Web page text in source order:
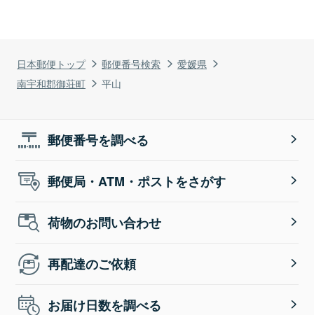
日本郵便トップ 郵便番号検索
愛媛県
南宇和郡御荘町
平山
郵便番号を調べる
郵便局・ATM・ポストをさがす
荷物のお問い合わせ
再配達のご依頼
お届け日数を調べる